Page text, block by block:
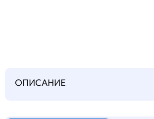
ОПИСАНИЕ